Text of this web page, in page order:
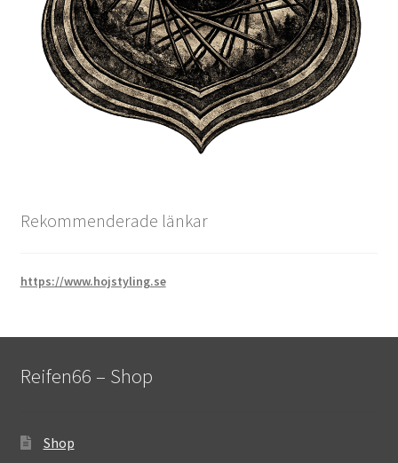
Rekommenderade länkar
https://www.hojstyling.se
Reifen66 – Shop
Shop